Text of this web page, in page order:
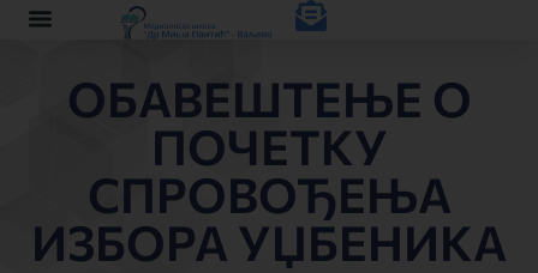
ОБАВЕШТЕЊЕ О
ПОЧЕТКУ
СПРОВОЂЕЊА
ИЗБОРА УЏБЕНИКА